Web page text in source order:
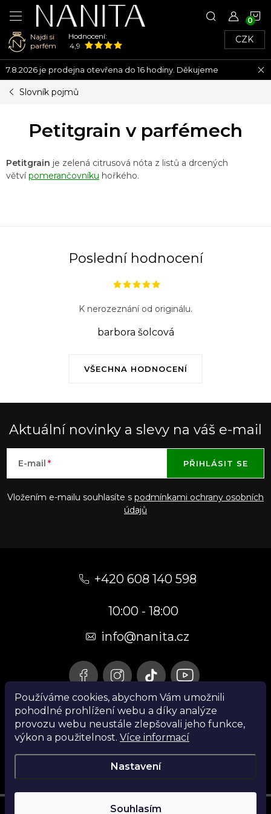
Používáme cookies, abychom Vám umožnili
pohodlné prohlížení webu a díky analýze
provozu webu neustále zlepšovali jeho funkce,
výkon a použitelnost. Více informací
Nastavení
Souhlasím
Přejít
na
obsah
Najdi si
parfém
Hodnocení:
4,9
CZK
7.8.2026 je prodejna otevřena do 16 hodiny. Děkujeme
Slovník pojmů
Petitgrain v parfémech
Petitgrain je zelená citrusová nóta z listů a drcených
větvípomerančovníku hořkého.
Poslední hodnocení
VŠECHNA HODNOCENÍ
K nerozeznání od originálu.
barbora šolcová
Aktuální novinky a slevy na váš e-mail
E-mail
Vložením e-mailu souhlasíte s podmínkami ochrany osobních
údajů
PŘIHLÁSIT SE
+420 608 140 598
10:00 - 18:00
info@nanita.cz